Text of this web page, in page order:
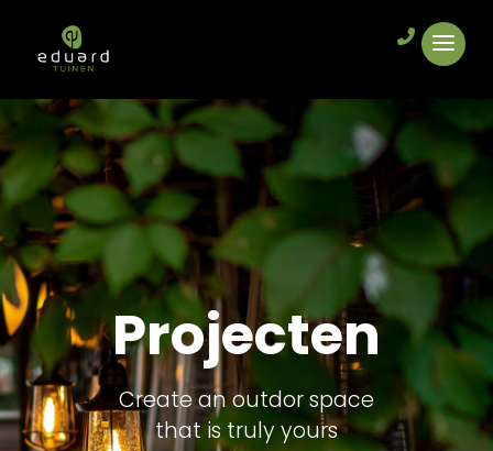
Projecten
Create an outdor space
that is truly yours